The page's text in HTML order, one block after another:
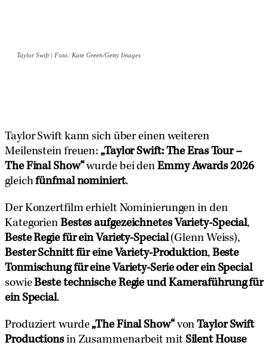
Taylor Swift | Foto: Kate Green/Getty Images
Taylor Swift kann sich über einen weiteren
Meilenstein freuen: „Taylor Swift: The Eras Tour –
The Final Show“wurde bei denEmmy Awards 2026
gleichfünfmal nominiert.
Der Konzertfilm erhielt Nominierungen in den
Kategorien Bestes aufgezeichnetes Variety-Special,
Beste Regie für ein Variety-Special(Glenn Weiss),
Bester Schnitt für eine Variety-Produktion, Beste
Tonmischung für eine Variety-Serie oder ein Special
sowieBeste technische Regie und Kameraführung für
ein Special.
Produziert wurde„The Final Show“vonTaylor Swift
Productionsin Zusammenarbeit mit Silent House